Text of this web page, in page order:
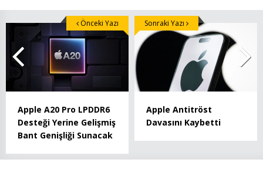
Apple A20 Pro LPDDR6
Desteği Yerine Gelişmiş
Bant Genişliği Sunacak
Önceki Yazı
Apple Antitröst
Davasını Kaybetti
Sonraki Yazı